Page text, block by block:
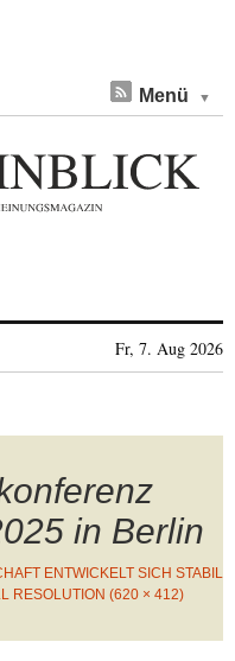
Menü
Fr, 7. Aug 2026
in Berlin
ENTWICKELT SICH STABIL
RESOLUTION (620 × 412)